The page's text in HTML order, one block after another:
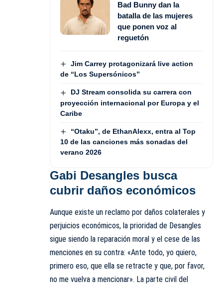
Bad Bunny dan la
batalla de las mujeres
que ponen voz al
reguetón
Jim Carrey protagonizará live action
de “Los Supersónicos”
DJ Stream consolida su carrera con
proyección internacional por Europa y el
Caribe
“Otaku”, de EthanAlexx, entra al Top
10 de las canciones más sonadas del
verano 2026
Gabi Desangles busca
cubrir daños económicos
Aunque existe un reclamo por daños colaterales y
perjuicios económicos, la prioridad de Desangles
sigue siendo la reparación moral y el cese de las
menciones en su contra: «Ante todo, yo quiero,
primero eso, que ella se retracte y que, por favor,
no me vuelva a mencionar». La parte civil del